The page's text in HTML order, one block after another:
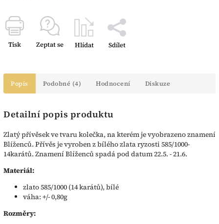
Tisk Zeptat se Hlídat Sdílet
Popis Podobné (4) Hodnocení Diskuze
Detailní popis produktu
Zlatý přívěsek ve tvaru kolečka, na kterém je vyobrazeno znamení
Blíženců. Přívěs je vyroben z bílého zlata ryzosti 585/1000-
14karátů. Znamení Blíženců spadá pod datum 22.5. - 21.6.
Materiál:
zlato 585/1000 (14 karátů), bílé
váha: +/- 0,80g
Rozměry: